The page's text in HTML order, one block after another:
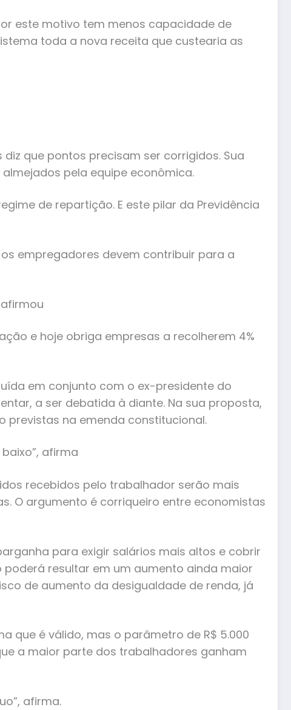
este motivo tem menos capacidade de
toda a nova receita que custearia as
que pontos precisam ser corrigidos. Sua
pela equipe econômica.
de repartição. E este pilar da Previdência
empregadores devem contribuir para a
e hoje obriga empresas a recolherem 4%
em conjunto com o ex-presidente do
a ser debatida à diante. Na sua proposta,
previstas na emenda constitucional.
afirma
recebidos pelo trabalhador serão mais
O argumento é corriqueiro entre economistas
para exigir salários mais altos e cobrir
resultar em um aumento ainda maior
de aumento da desigualdade de renda, já
que é válido, mas o parâmetro de R$ 5.000
a maior parte dos trabalhadores ganham
afirma.